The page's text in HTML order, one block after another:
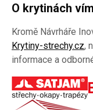
O krytinách
Kromě Návrháře
Krytiny-strechy.cz,
informace a